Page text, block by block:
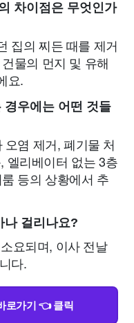
차이점은 무엇인가
집의 찌든 때를 제거
물의 먼지 및 유해
요.
경우에는 어떤 것들
염 제거, 폐기물 처
엘리베이터 없는 3층
등의 상황에서 추
나 걸리나요?
요되며, 이사 전날
다.
로가기 👈 클릭